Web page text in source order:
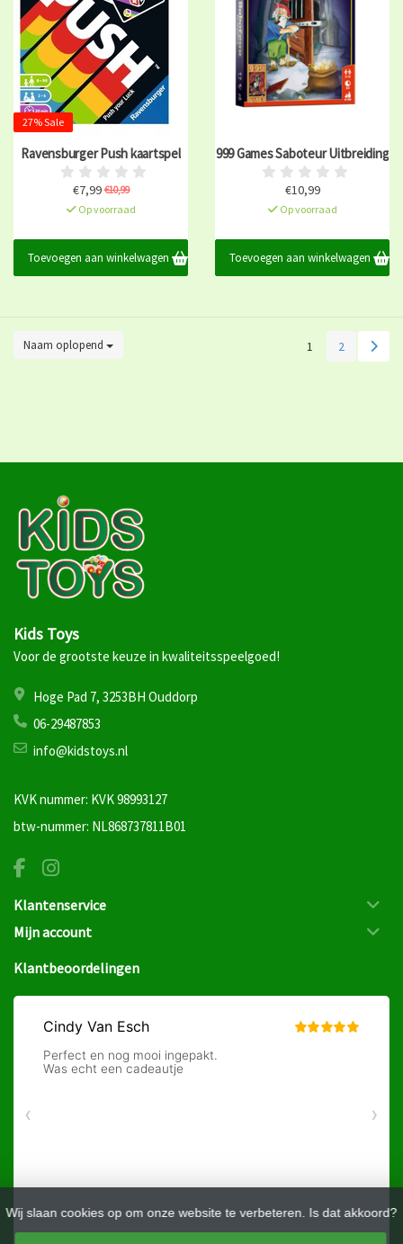
Wij slaan cookies op om onze website te verbeteren. Is dat akkoord?
27% Sale
Ravensburger Push kaartspel
€7,99 €10,99
Op voorraad
Toevoegen aan winkelwagen
999 Games Saboteur Uitbreiding
€10,99
Op voorraad
Toevoegen aan winkelwagen
Naam oplopend 1 2
Kids Toys
Voor de grootste keuze in kwaliteitsspeelgoed!
Hoge Pad 7, 3253BH Ouddorp
06-29487853
info@kidstoys.nl
KVK nummer: KVK 98993127
btw-nummer: NL868737811B01
Klantenservice
Mijn account
Klantbeoordelingen